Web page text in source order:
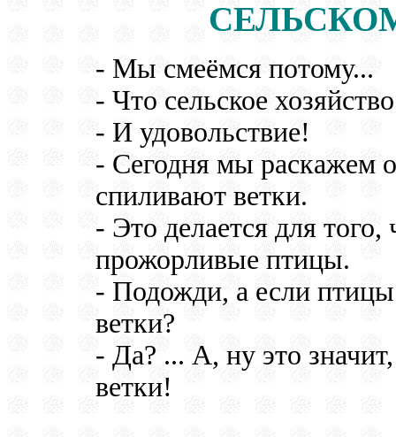
- Мы смеёмся потому...
- Что сельское
- И удовольствие!
- Сегодня мы раскажем
спиливают ветки.
- Это делается для
прожорливые птицы.
- Подожди, а если птицы
ветки?
- Да? ... А, ну это
ветки!